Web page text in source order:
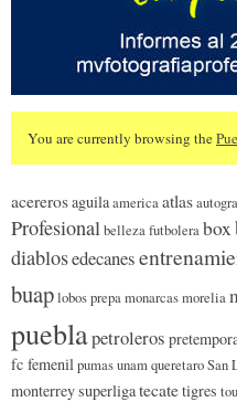
You are currently browsing the
acererosaguilaamericaatlas
Profesionalbelleza futbolerabox
diablosedecanes
buaplobos prepamonarcas morelia
pueblapetroleros
fc femenilpumas unamqueretaroSan
monterreysuperligatecatetigres